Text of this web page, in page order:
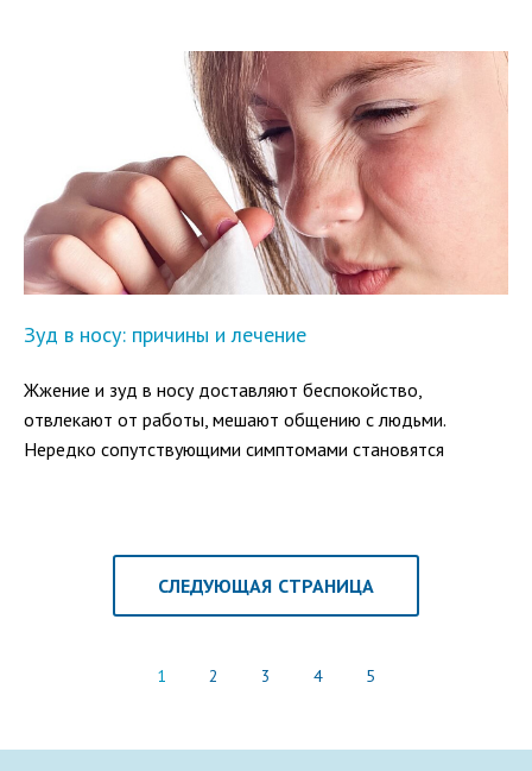
Зуд в носу: причины и лечение
Жжение и зуд в носу доставляют беспокойство,
отвлекают от работы, мешают общению с людьми.
Нередко сопутствующими симптомами становятся
СЛЕДУЮЩАЯ СТРАНИЦА
1 2 3 4 5